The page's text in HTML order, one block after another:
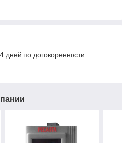
дней по договоренности